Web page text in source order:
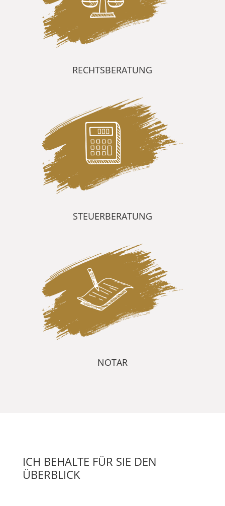
RECHTSBERATUNG
STEUERBERATUNG
NOTAR
ICH BEHALTE FÜR SIE DEN
ÜBERBLICK